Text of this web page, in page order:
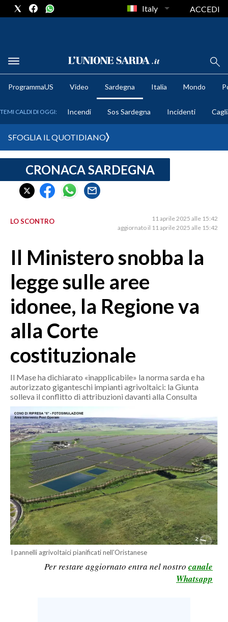
METEO
CRONACA SARDEGNA
CAGLIARI
SULCIS IGLESIENTE
SASSARI E PROVINCIA
GALLURA
NUORO E PROVINCIA
OGLIASTRA
AGENDA
CRONACA
ITALIA
MONDO
ECONOMIA
SERVIZI ALLE IMPRESE
LAVORO
BANDI
SPORT IN SARDEGNA
SPORT
RISULTATI E CLASSIFICHE
Italy ACCEDI
ProgrammaUS Video Sardegna Italia Mondo
TEMI CALDI DI OGGI: Incendi Sos Sardegna Incidenti
SFOGLIA IL QUOTIDIANO
CRONACA SARDEGNA
LO SCONTRO
11 aprile 2025 alle 15:42
aggiornato il 11 aprile 2025 alle 15:42
Il Ministero snobba la
legge sulle aree
idonee, la Regione va
alla Corte
costituzionale
Il Mase ha dichiarato «inapplicabile» la norma sarda e ha
autorizzato giganteschi impianti agrivoltaici: la Giunta
solleva il conflitto di attribuzioni davanti alla Consulta
I pannelli agrivoltaici pianificati nell'Oristanese
Per restare aggiornato entra nel nostro canale
Whatsapp